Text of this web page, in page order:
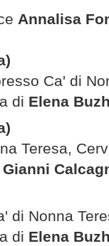
Annalisa
Ca' di
di Elena
Teresa,
Gianni
di Nonna
di Elena